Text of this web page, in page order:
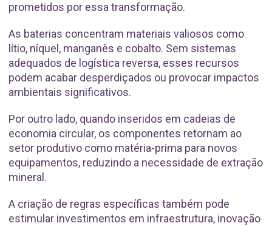
prometidos por essa transformação.
As baterias concentram materiais valiosos como
lítio, níquel, manganês e cobalto. Sem sistemas
adequados de logística reversa, esses recursos
podem acabar desperdiçados ou provocar impactos
ambientais significativos.
Por outro lado, quando inseridos em cadeias de
economia circular, os componentes retornam ao
setor produtivo como matéria-prima para novos
equipamentos, reduzindo a necessidade de extração
mineral.
A criação de regras específicas também pode
estimular investimentos em infraestrutura, inovação